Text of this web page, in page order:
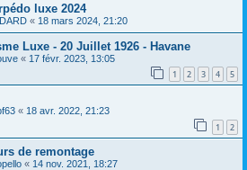
luxe 2024
« 18 mars 2024, 21:20
Luxe - 20 Juillet 1926 - Havane
« 17 févr. 2023, 13:05
1 2 3 4 5
« 18 avr. 2022, 21:23
1 2
de remontage
« 14 nov. 2021, 18:27